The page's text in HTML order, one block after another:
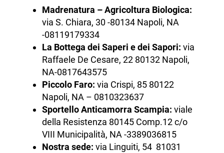
Madrenatura – Agricoltura Biologica:
via S. Chiara, 30 -80134 Napoli, NA
-08119179334
La Bottega dei Saperi e dei Sapori: via
Raffaele De Cesare, 22 80132 Napoli,
NA-0817643575
Piccolo Faro: via Crispi, 85 80122
Napoli, NA – 0810323637
Sportello Anticamorra Scampia: viale
della Resistenza 80145 Comp.12 c/o
VIII Municipalità, NA -3389036815
Nostra sede: via Linguiti, 54 81031